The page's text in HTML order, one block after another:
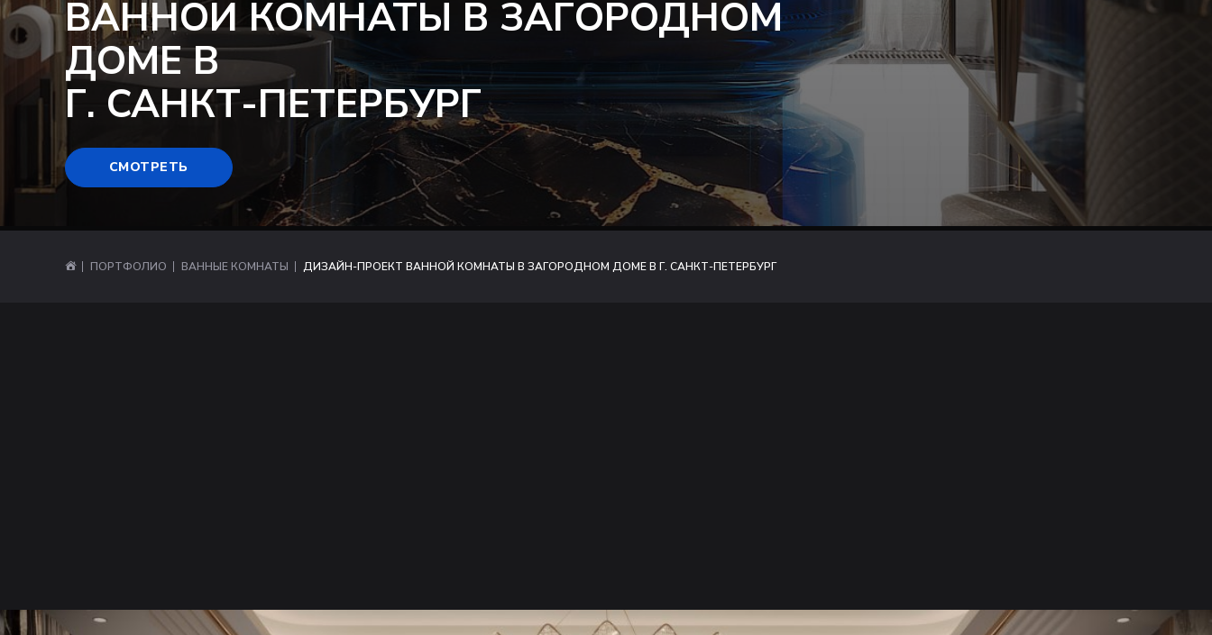
ВАННОЙ КОМНАТЫ В ЗАГОРОДНОМ
ДОМЕ В
Г. САНКТ-ПЕТЕРБУРГ
СМОТРЕТЬ
ПОРТФОЛИО ВАННЫЕ КОМНАТЫ ДИЗАЙН-ПРОЕКТ ВАННОЙ КОМНАТЫ В ЗАГОРОДНОМ ДОМЕ В Г. САНКТ-ПЕТЕРБУРГ